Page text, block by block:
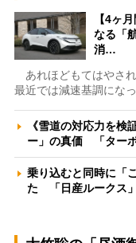
【4ヶ
なる「
消…
あれほどもてはやされ
最近では減速基調にな
《雪道の対応力を検
ー」の真価 「ター
乗り込むと同時に「
た 「日産ルークス